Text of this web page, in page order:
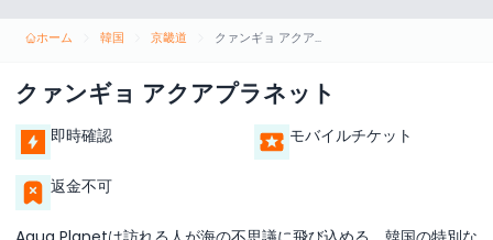
ホーム 韓国 京畿道 クァンギョ アクアプラネット
クァンギョ アクアプラネット
即時確認 モバイルチケット
返金不可